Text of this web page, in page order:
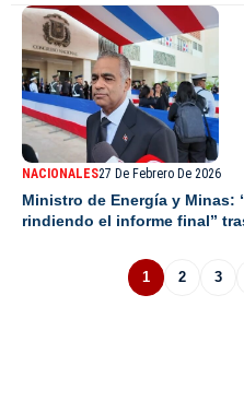
NACIONALES27 De Febrero De 2026
Ministro de Energía y Minas:
rindiendo el informe final”
1 2 3